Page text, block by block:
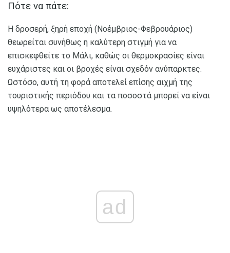
Πότε να πάτε:
Η δροσερή, ξηρή εποχή (Νοέμβριος-Φεβρουάριος)
θεωρείται συνήθως η καλύτερη στιγμή για να
επισκεφθείτε το Μάλι, καθώς οι θερμοκρασίες είναι
ευχάριστες και οι βροχές είναι σχεδόν ανύπαρκτες.
Ωστόσο, αυτή τη φορά αποτελεί επίσης αιχμή της
τουριστικής περιόδου και τα ποσοστά μπορεί να είναι
υψηλότερα ως αποτέλεσμα.
ad